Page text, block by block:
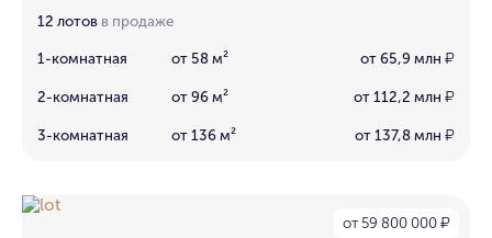
12 лотов в продаже
1-комнатная от 58 м² от 65,9 млн ₽
2-комнатная от 96 м² от 112,2 млн ₽
3-комнатная от 136 м² от 137,8 млн ₽
от 59 800 000 ₽